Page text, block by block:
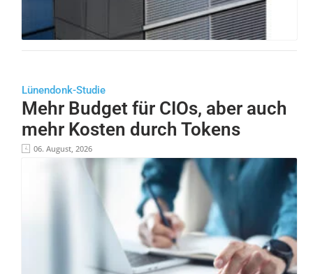
Lünendonk-Studie
Mehr Budget für CIOs, aber auch
mehr Kosten durch Tokens
06. August, 2026